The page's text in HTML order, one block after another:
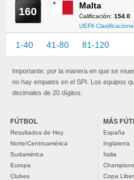
160 Malta
Calificación: 154.0
UEFA
1-40 41-80 81-120
Importante: por la manera en que se
no hay empates en el SPI. Los equipos
decimales de 20 dígitos.
FÚTBOL
Resultados de Hoy
Norte/Centroamérica
Sudamérica
Europa
Clubes
MÁS
España
Inglaterra
Italia
Copa